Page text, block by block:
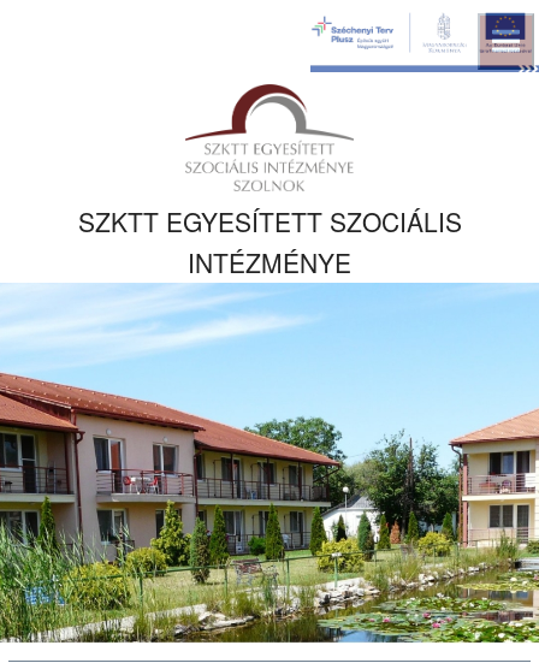
Kezdőlapra
ugrás
SZKTT EGYESÍTETT SZOCIÁLIS
INTÉZMÉNYE